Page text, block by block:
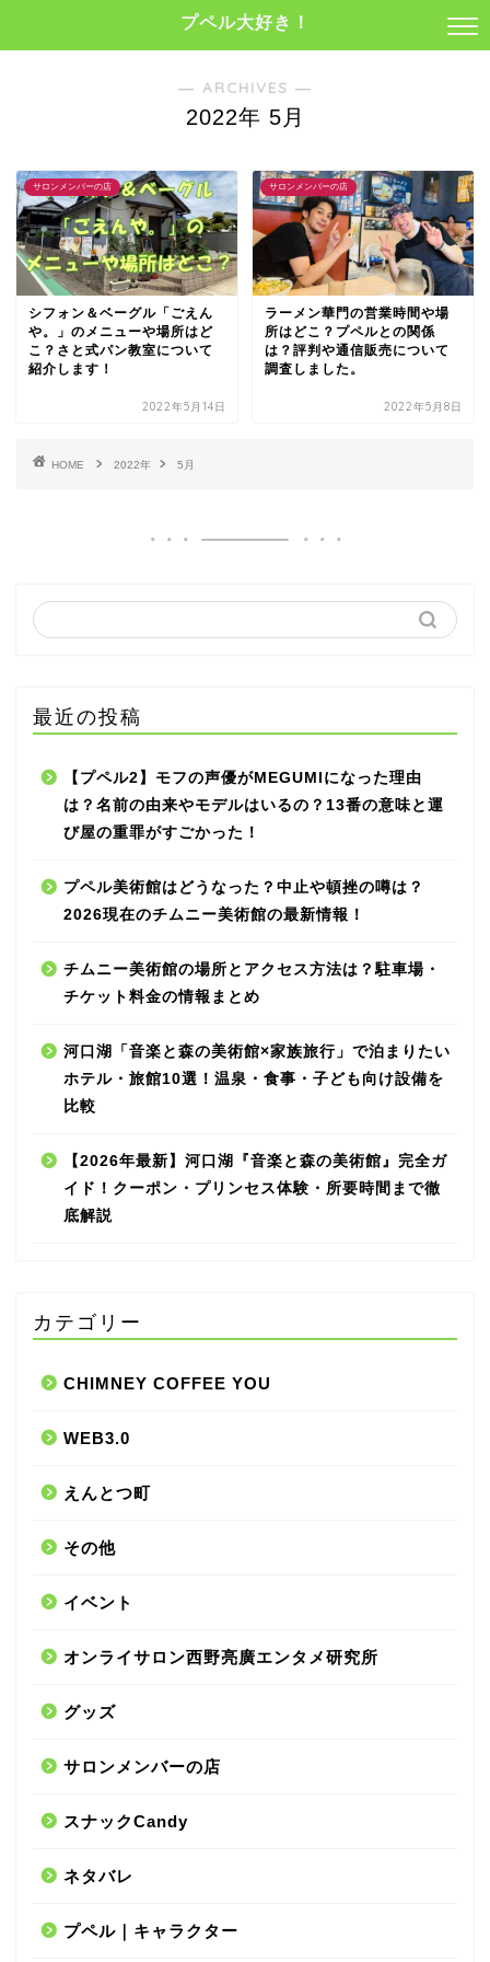
プペル大好き！
― ARCHIVES ―
2022年 5月
サロンメンバーの店
シフォン＆ベーグル「ごえん
や。」のメニューや場所はど
こ？さと式パン教室について
紹介します！
2022年5月14日
サロンメンバーの店
ラーメン華門の営業時間や場
所はどこ？プペルとの関係
は？評判や通信販売について
調査しました。
2022年5月8日
HOME 2022年 5月
最近の投稿
【プペル2】モフの声優がMEGUMIになった理由
は？名前の由来やモデルはいるの？13番の意味と運
び屋の重罪がすごかった！
プペル美術館はどうなった？中止や頓挫の噂は？
2026現在のチムニー美術館の最新情報！
チムニー美術館の場所とアクセス方法は？駐車場・
チケット料金の情報まとめ
河口湖「音楽と森の美術館×家族旅行」で泊まりたい
ホテル・旅館10選！温泉・食事・子ども向け設備を
比較
【2026年最新】河口湖『音楽と森の美術館』完全ガ
イド！クーポン・プリンセス体験・所要時間まで徹
底解説
カテゴリー
CHIMNEY COFFEE YOU
WEB3.0
えんとつ町
その他
イベント
オンライサロン西野亮廣エンタメ研究所
グッズ
サロンメンバーの店
スナックCandy
ネタバレ
プペル｜キャラクター